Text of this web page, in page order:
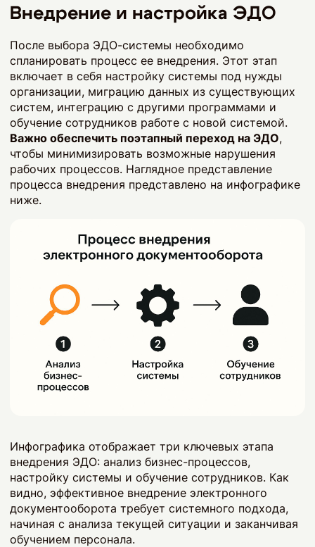
Внедрение и настройка ЭДО
После выбора ЭДО-системы необходимо
спланировать процесс ее внедрения. Этот этап
включает в себя настройку системы под нужды
организации, миграцию данных из существующих
систем, интеграцию с другими программами и
обучение сотрудников работе с новой системой.
Важно обеспечить поэтапный переход на ЭДО,
чтобы минимизировать возможные нарушения
рабочих процессов. Наглядное представление
процесса внедрения представлено на инфографике
ниже.
Инфографика отображает три ключевых этапа
внедрения ЭДО: анализ бизнес-процессов,
настройку системы и обучение сотрудников. Как
видно, эффективное внедрение электронного
документооборота требует системного подхода,
начиная с анализа текущей ситуации и заканчивая
обучением персонала.